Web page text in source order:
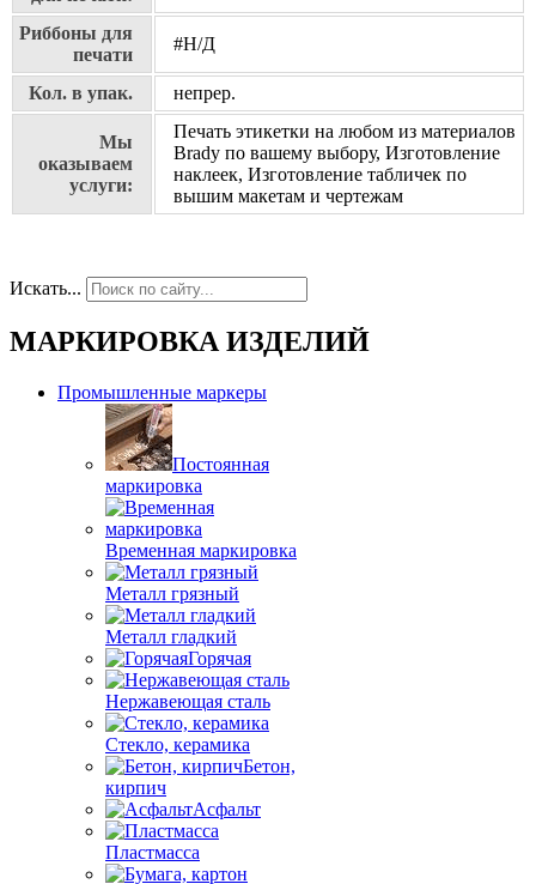
Риббоны для
печати
#Н/Д
Кол. в упак. непрер.
Мы
оказываем
услуги:
Печать этикетки на любом из материалов
Brady по вашему выбору, Изготовление
наклеек, Изготовление табличек по
вышим макетам и чертежам
Искать...
МАРКИРОВКА ИЗДЕЛИЙ
Промышленные маркеры
Постоянная
маркировка
Временная маркировка
Металл грязный
Металл гладкий
Горячая
Нержавеющая сталь
Стекло, керамика
Бетон,
кирпич
Асфальт
Пластмасса